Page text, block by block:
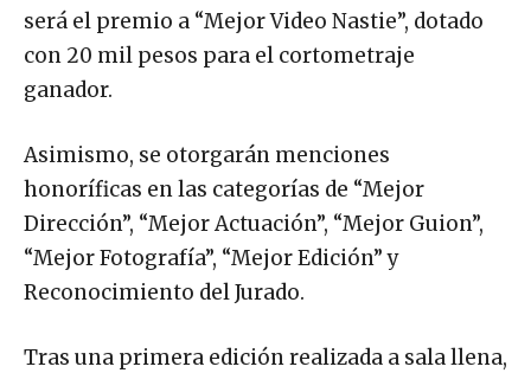
será el premio a “Mejor Video Nastie”, dotado
con 20 mil pesos para el cortometraje
ganador.
Asimismo, se otorgarán menciones
honoríficas en las categorías de “Mejor
Dirección”, “Mejor Actuación”, “Mejor Guion”,
“Mejor Fotografía”, “Mejor Edición” y
Reconocimiento del Jurado.
Tras una primera edición realizada a sala llena,